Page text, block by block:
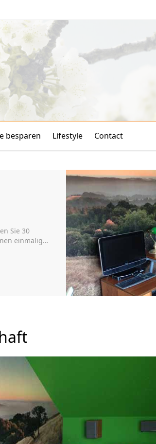
besparen Lifestyle Contact
Sie 30
einmaligen
Wände zu